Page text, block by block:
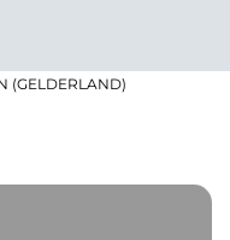
(GELDERLAND)